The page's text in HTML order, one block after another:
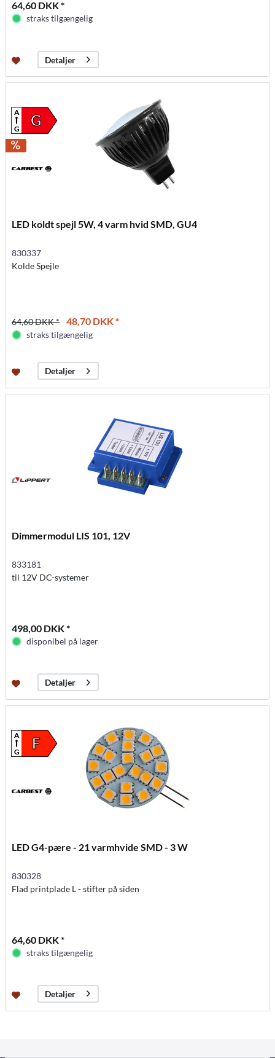
64,60 DKK *
straks tilgængelig
Detaljer
G
A
G
LED koldt spejl 5W, 4 varm hvid SMD, GU4
830337
Kolde Spejle
64,60 DKK * 48,70 DKK *
straks tilgængelig
Detaljer
Dimmermodul LIS 101, 12V
833181
til 12V DC-systemer
498,00 DKK *
disponibel på lager
Detaljer
F
A
G
LED G4-pære - 21 varmhvide SMD - 3 W
830328
Flad printplade L - stifter på siden
64,60 DKK *
straks tilgængelig
Detaljer